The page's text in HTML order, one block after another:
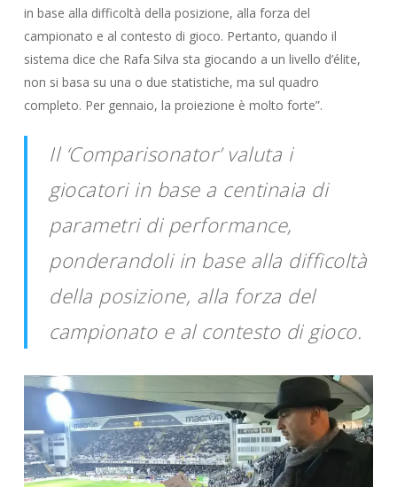
in base alla difficoltà della posizione, alla forza del
campionato e al contesto di gioco. Pertanto, quando il
sistema dice che Rafa Silva sta giocando a un livello d’élite,
non si basa su una o due statistiche, ma sul quadro
completo. Per gennaio, la proiezione è molto forte”.
Il ‘Comparisonator’ valuta i
giocatori in base a centinaia di
parametri di performance,
ponderandoli in base alla difficoltà
della posizione, alla forza del
campionato e al contesto di gioco.